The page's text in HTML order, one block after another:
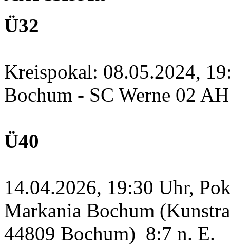
Ü32
Kreispokal: 08.05.2024,
Bochum - SC Werne 02
Ü40
14.04.2026, 19:30 Uhr,
Markania Bochum
44809 Bochum) 8:7 n. E.